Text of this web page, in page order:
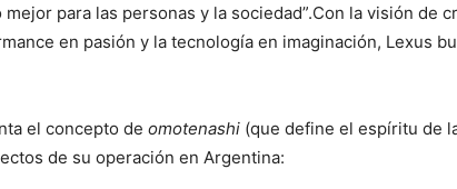
para las personas y la sociedad”.Con la visión de
en pasión y la tecnología en imaginación, Lexus
el concepto de omotenashi (que define el espíritu de
de su operación en Argentina: